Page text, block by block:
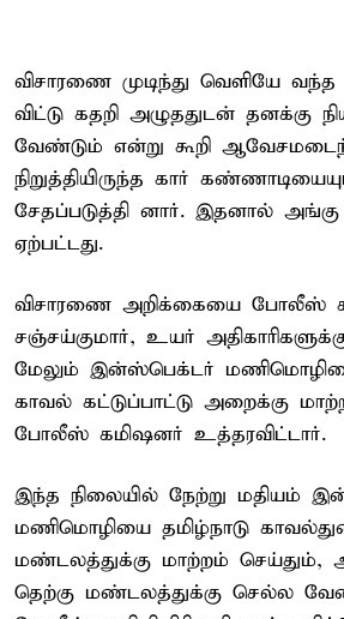
விசாரணை முடிந்து வெளியே
விட்டு கதறி அழுததுடன் தனக்கு
வேண்டும் என்று கூறி
நிறுத்தியிருந்த கார்
சேதப்படுத்தி னார். இதனால் அங்கு
ஏற்பட்டது.
விசாரணை அறிக்கையை போலீஸ்
சஞ்சய்குமார், உயர்
மேலும் இன்ஸ்பெக்டர் மணிமொழியை
காவல் கட்டுப்பாட்டு அறைக்கு
போலீஸ் கமிஷனர் உத்தரவிட்டார்.
இந்த நிலையில் நேற்று மதியம்
மணிமொழியை தமிழ்நாடு
மண்டலத்துக்கு மாற்றம் செய்தும்,
தெற்கு மண்டலத்துக்கு செல்ல